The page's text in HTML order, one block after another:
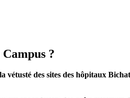
?
des sites des hôpitaux